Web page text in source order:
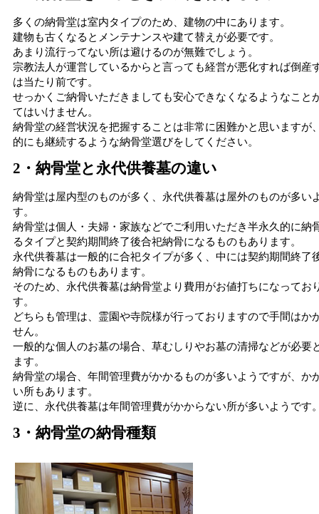
多くの納骨堂は室内タイプのため、建物の中にあります。
建物も古くなるとメンテナンスや建て替えが必要です。
あまり流行ってない所は避けるのが無難でしょう。
宗教法人が運営しているからと言っても経営が悪化すれば倒産
は当たり前です。
せっかくご納骨いただきましても安心できなくなるようなこと
てはいけません。
納骨堂の経営状況を把握することは非常に困難かと思いますが
的にも継続するような納骨堂選びをしてください。
2・納骨堂と永代供養墓の違い
納骨堂は屋内型のものが多く、永代供養墓は屋外のものが多い
す。
納骨堂は個人・夫婦・家族などでご利用いただき半永久的に納
るタイプと契約期間終了後合祀納骨になるものもあります。
永代供養墓は一般的に合祀タイプが多く、中には契約期間終了
納骨になるものもあります。
そのため、永代供養墓は納骨堂より費用がお値打ちになってお
す。
どちらも管理は、霊園や寺院様が行っておりますので手間はか
せん。
一般的な個人のお墓の場合、草むしりやお墓の清掃などが必要
ます。
納骨堂の場合、年間管理費がかかるものが多いようですが、か
い所もあります。
逆に、永代供養墓は年間管理費がかからない所が多いようです
3・納骨堂の納骨種類